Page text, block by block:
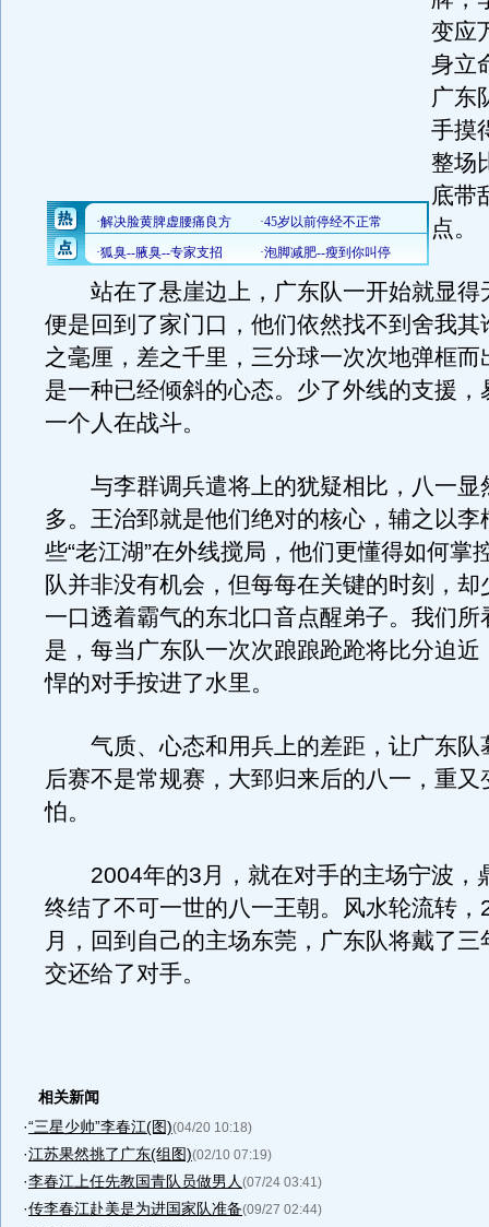
变应
身立
广东
手摸
整场
底带
点。
站在了悬崖边上，广东队一开始就显得
便是回到了家门口，他们依然找不到舍我其
之毫厘，差之千里，三分球一次次地弹框而
是一种已经倾斜的心态。少了外线的支援，
一个人在战斗。
与李群调兵遣将上的犹疑相比，八一显
多。王治郅就是他们绝对的核心，辅之以李
些“老江湖”在外线搅局，他们更懂得如何掌
队并非没有机会，但每每在关键的时刻，却
一口透着霸气的东北口音点醒弟子。我们所
是，每当广东队一次次踉踉跄跄将比分迫近
悍的对手按进了水里。
气质、心态和用兵上的差距，让广东队
后赛不是常规赛，大郅归来后的八一，重又
怕。
2004年的3月，就在对手的主场宁波，
终结了不可一世的八一王朝。风水轮流转，
月，回到自己的主场东莞，广东队将戴了三
交还给了对手。
相关新闻
·“三星少帅”李春江(图)(04/20 10:18)
·江苏果然挑了广东(组图)(02/10 07:19)
·李春江上任先教国青队员做男人 (07/24 03:41)
·传李春江赴美是为进国家队准备(09/27 02:44)